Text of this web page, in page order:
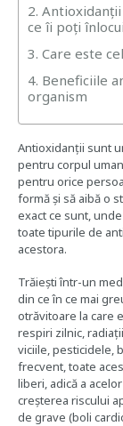
2.
ce îi poți
3. Care este
4. Beneficiile
organism
Antioxidanții sunt
pentru corpul
pentru orice
formă și să aibă o
exact ce sunt,
toate tipurile de
acestora.
Trăiești într-un
din ce în ce mai
otrăvitoare la care
respiri zilnic,
viciile, pesticidele,
frecvent, toate
liberi, adică a
creșterea riscului
de grave (boli